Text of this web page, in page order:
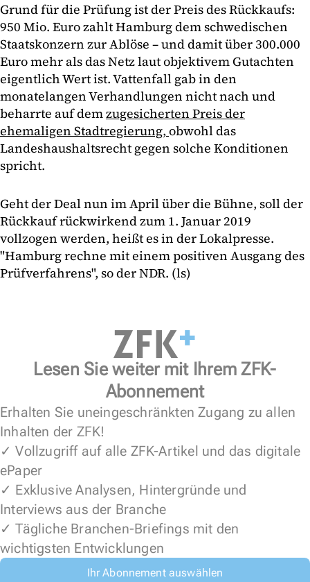
Grund für die Prüfung ist der Preis des Rückkaufs:
950 Mio. Euro zahlt Hamburg dem schwedischen
Staatskonzern zur Ablöse – und damit über 300.000
Euro mehr als das Netz laut objektivem Gutachten
eigentlich Wert ist. Vattenfall gab in den
monatelangen Verhandlungen nicht nach und
beharrte auf demzugesicherten Preis der
ehemaligen Stadtregierung, obwohl das
Landeshaushaltsrecht gegen solche Konditionen
spricht.
Geht der Deal nun im April über die Bühne, soll der
Rückkauf rückwirkend zum 1. Januar 2019
vollzogen werden, heißt es in der Lokalpresse.
"Hamburg rechne mit einem positiven Ausgang des
Prüfverfahrens", so der NDR. (ls)
Lesen Sie weiter mit Ihrem ZFK-
Abonnement
Erhalten Sie uneingeschränkten Zugang zu allen
Inhalten der ZFK!
✓ Vollzugriff auf alle ZFK-Artikel und das digitale
ePaper
✓ Exklusive Analysen, Hintergründe und
Interviews aus der Branche
✓ Tägliche Branchen-Briefings mit den
wichtigsten Entwicklungen
Ihr Abonnement auswählen